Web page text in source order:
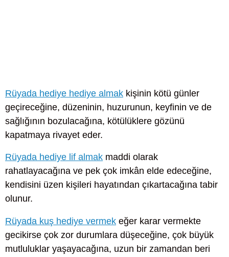
Rüyada hediye hediye almak kişinin kötü günler
geçireceğine, düzeninin, huzurunun, keyfinin ve de
sağlığının bozulacağına, kötülüklere gözünü
kapatmaya rivayet eder.
Rüyada hediye lif almak maddi olarak
rahatlayacağına ve pek çok imkân elde edeceğine,
kendisini üzen kişileri hayatından çıkartacağına tabir
olunur.
Rüyada kuş hediye vermek eğer karar vermekte
gecikirse çok zor durumlara düşeceğine, çok büyük
mutluluklar yaşayacağına, uzun bir zamandan beri